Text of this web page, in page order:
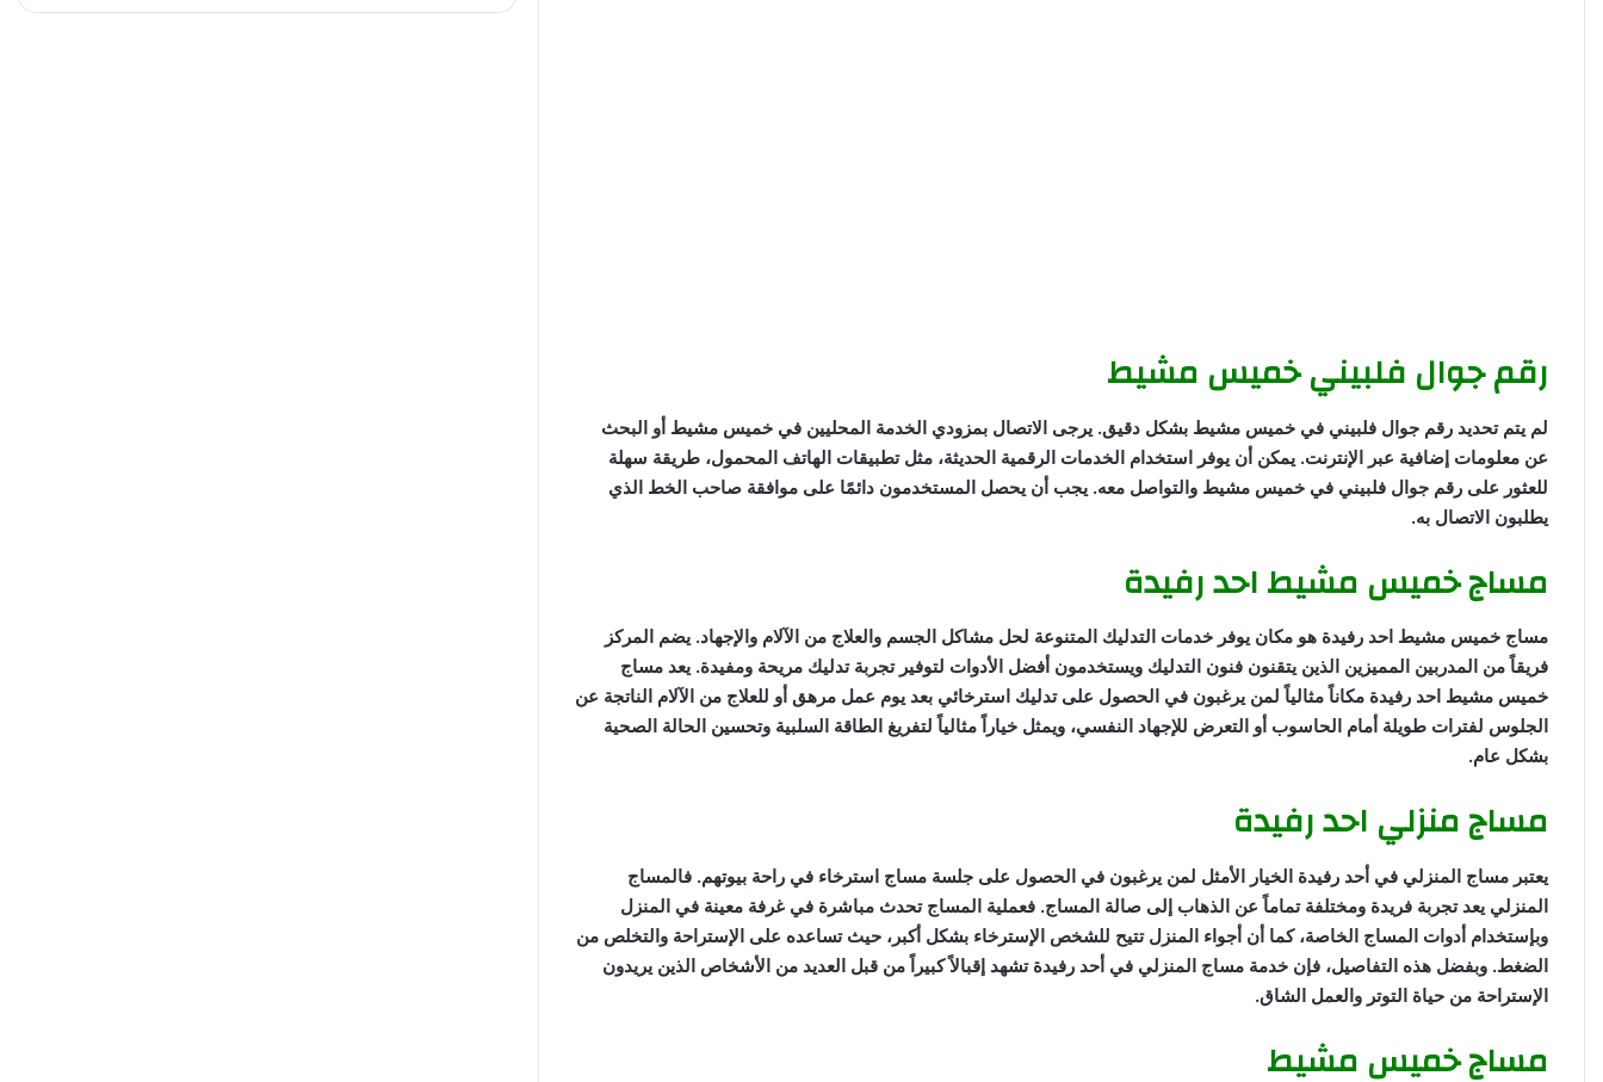
رقم جوال فلبيني خميس مشيط
لم يتم تحديد رقم جوال فلبيني في خميس مشيط بشكل دقيق. يرجى الاتصال بمزودي الخدمة المحليين في خميس مشيط أو البحث
عن معلومات إضافية عبر الإنترنت. يمكن أن يوفر استخدام الخدمات الرقمية الحديثة، مثل تطبيقات الهاتف المحمول، طريقة سهلة
للعثور على رقم جوال فلبيني في خميس مشيط والتواصل معه. يجب أن يحصل المستخدمون دائمًا على موافقة صاحب الخط الذي
يطلبون الاتصال به.
مساج خميس مشيط احد رفيدة
مساج خميس مشيط احد رفيدة هو مكان يوفر خدمات التدليك المتنوعة لحل مشاكل الجسم والعلاج من الآلام والإجهاد. يضم المركز
فريقاً من المدربين المميزين الذين يتقنون فنون التدليك ويستخدمون أفضل الأدوات لتوفير تجربة تدليك مريحة ومفيدة. يعد مساج
خميس مشيط احد رفيدة مكاناً مثالياً لمن يرغبون في الحصول على تدليك استرخائي بعد يوم عمل مرهق أو للعلاج من الآلام الناتجة عن
الجلوس لفترات طويلة أمام الحاسوب أو التعرض للإجهاد النفسي، ويمثل خياراً مثالياً لتفريغ الطاقة السلبية وتحسين الحالة الصحية
بشكل عام.
مساج منزلي احد رفيدة
يعتبر مساج المنزلي في أحد رفيدة الخيار الأمثل لمن يرغبون في الحصول على جلسة مساج استرخاء في راحة بيوتهم. فالمساج
المنزلي يعد تجربة فريدة ومختلفة تماماً عن الذهاب إلى صالة المساج. فعملية المساج تحدث مباشرة في غرفة معينة في المنزل
وبإستخدام أدوات المساج الخاصة، كما أن أجواء المنزل تتيح للشخص الإسترخاء بشكل أكبر، حيث تساعده على الإستراحة والتخلص من
الضغط. وبفضل هذه التفاصيل، فإن خدمة مساج المنزلي في أحد رفيدة تشهد إقبالاً كبيراً من قبل العديد من الأشخاص الذين يريدون
الإستراحة من حياة التوتر والعمل الشاق.
مساج خميس مشيط